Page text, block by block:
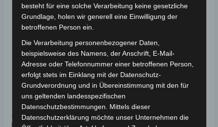
Kostenloser Versand
Universal Zweirad
Kostenloser Versand
Universal Zweirad
besteht für eine solche Verarbeitung keine gesetzliche
Grundlage, holen wir generell eine Einwilligung der
betroffenen Person ein.
Die Verarbeitung personenbezogener Daten,
beispielsweise des Namens, der Anschrift, E-Mail-
Adresse oder Telefonnummer einer betroffenen Person,
erfolgt stets im Einklang mit der Datenschutz-
Grundverordnung und in Übereinstimmung mit den für
uns geltenden landesspezifischen
Datenschutzbestimmungen. Mittels dieser
Datenschutzerklärung möchte unser Unternehmen die